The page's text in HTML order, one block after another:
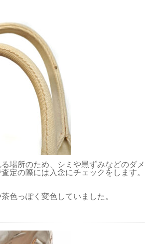
場所のため、シミや黒ずみなどのダメ
定の際には入念にチェックをします。
色っぽく変色していました。